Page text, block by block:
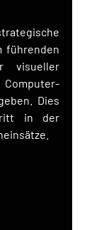
führenden
visueller
Dies
in der